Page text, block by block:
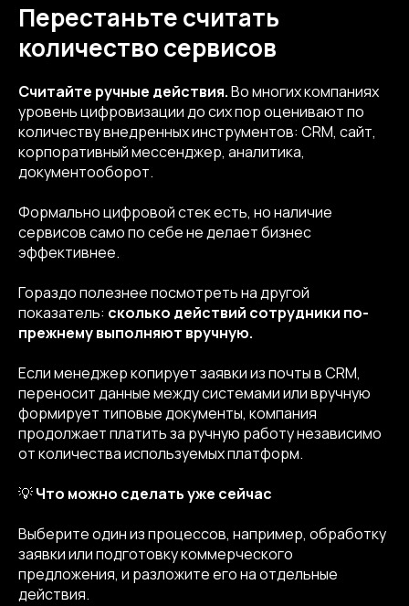
Перестаньте считать
количество сервисов
Считайте ручные действия.Во многих компаниях
уровень цифровизации до сих пор оценивают по
количеству внедренных инструментов: CRM, сайт,
корпоративный мессенджер, аналитика,
документооборот.
Формально цифровой стек есть, но наличие
сервисов само по себе не делает бизнес
эффективнее.
Гораздо полезнее посмотреть на другой
показатель: сколько действий сотрудники по-
прежнему выполняют вручную.
Если менеджер копирует заявки из почты в CRM,
переносит данные между системами или вручную
формирует типовые документы, компания
продолжает платить за ручную работу независимо
от количества используемых платформ.
💡Что можно сделать уже сейчас
Выберите один из процессов, например, обработку
заявки или подготовку коммерческого
предложения, и разложите его на отдельные
действия.